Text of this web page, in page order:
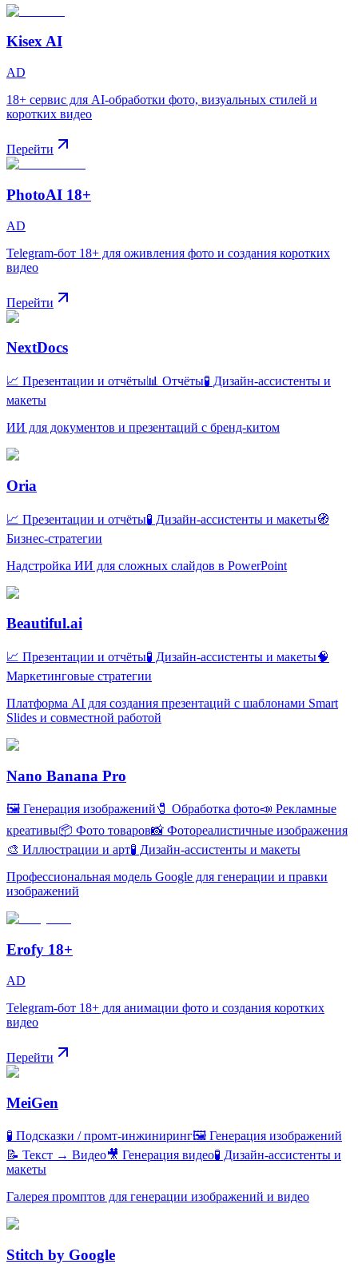
Kisex AI
AD
18+ сервис для AI-обработки фото, визуальных стилей и
коротких видео
Перейти
PhotoAI 18+
AD
Telegram-бот 18+ для оживления фото и создания коротких
видео
Перейти
NextDocs
📈 Презентации и отчёты📊 Отчёты🧪 Дизайн-ассистенты и
макеты
ИИ для документов и презентаций с бренд-китом
Oria
📈 Презентации и отчёты🧪 Дизайн-ассистенты и макеты🧭
Бизнес-стратегии
Надстройка ИИ для сложных слайдов в PowerPoint
Beautiful.ai
📈 Презентации и отчёты🧪 Дизайн-ассистенты и макеты🧠
Маркетинговые стратегии
Платформа AI для создания презентаций с шаблонами Smart
Slides и совместной работой
Nano Banana Pro
🖼️ Генерация изображений🧷 Обработка фото📣 Рекламные
креативы📦 Фото товаров📸 Фотореалистичные изображения
🎨 Иллюстрации и арт🧪 Дизайн-ассистенты и макеты
Профессиональная модель Google для генерации и правки
изображений
Erofy 18+
AD
Telegram-бот 18+ для анимации фото и создания коротких
видео
Перейти
MeiGen
🧪 Подсказки / промт-инжиниринг🖼️ Генерация изображений
📝 Текст → Видео🎥 Генерация видео🧪 Дизайн-ассистенты и
макеты
Галерея промптов для генерации изображений и видео
Stitch by Google